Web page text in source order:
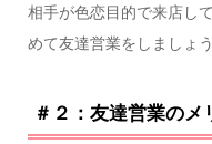
相手が色恋目的で来店し
めて友達営業をしましょう
＃２：友達営業のメ